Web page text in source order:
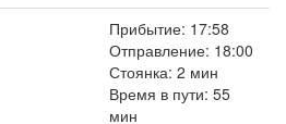
Прибытие: 17:58
Отправление: 18:00
Стоянка: 2 мин
Время в пути: 55
мин